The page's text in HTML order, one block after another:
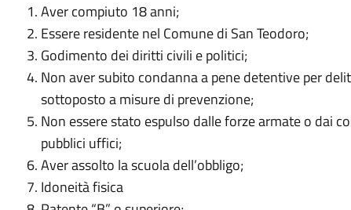
Aver compiuto 18 anni;
Essere residente nel Comune di San Teodoro;
Godimento dei diritti civili e politici;
Non aver subito condanna a pene detentive per
sottoposto a misure di prevenzione;
Non essere stato espulso dalle forze armate o dai
pubblici uffici;
Aver assolto la scuola dell’obbligo;
Idoneità fisica